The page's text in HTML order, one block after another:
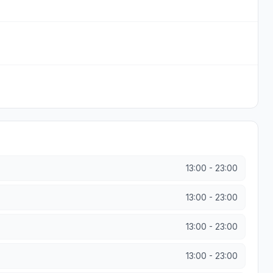
13:00 - 23:00
13:00 - 23:00
13:00 - 23:00
13:00 - 23:00